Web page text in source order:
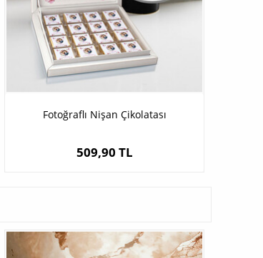
Fotoğraflı Nişan Çikolatası
509,90 TL